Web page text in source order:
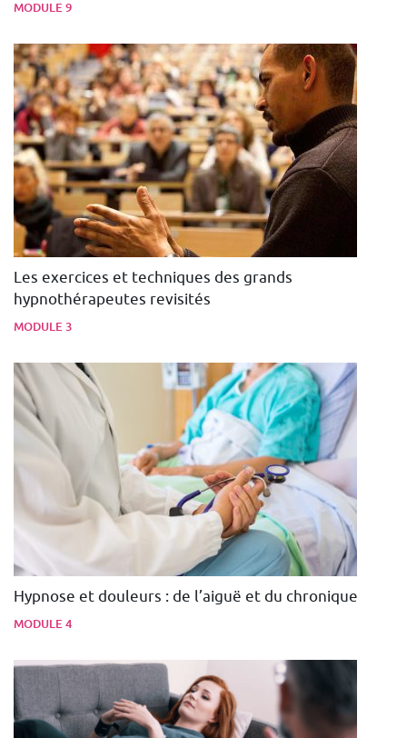
MODULE 9
Les exercices et techniques des grands
hypnothérapeutes revisités
MODULE 3
Hypnose et douleurs : de l’aiguë et du chronique
MODULE 4